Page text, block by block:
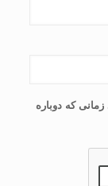
که دوباره